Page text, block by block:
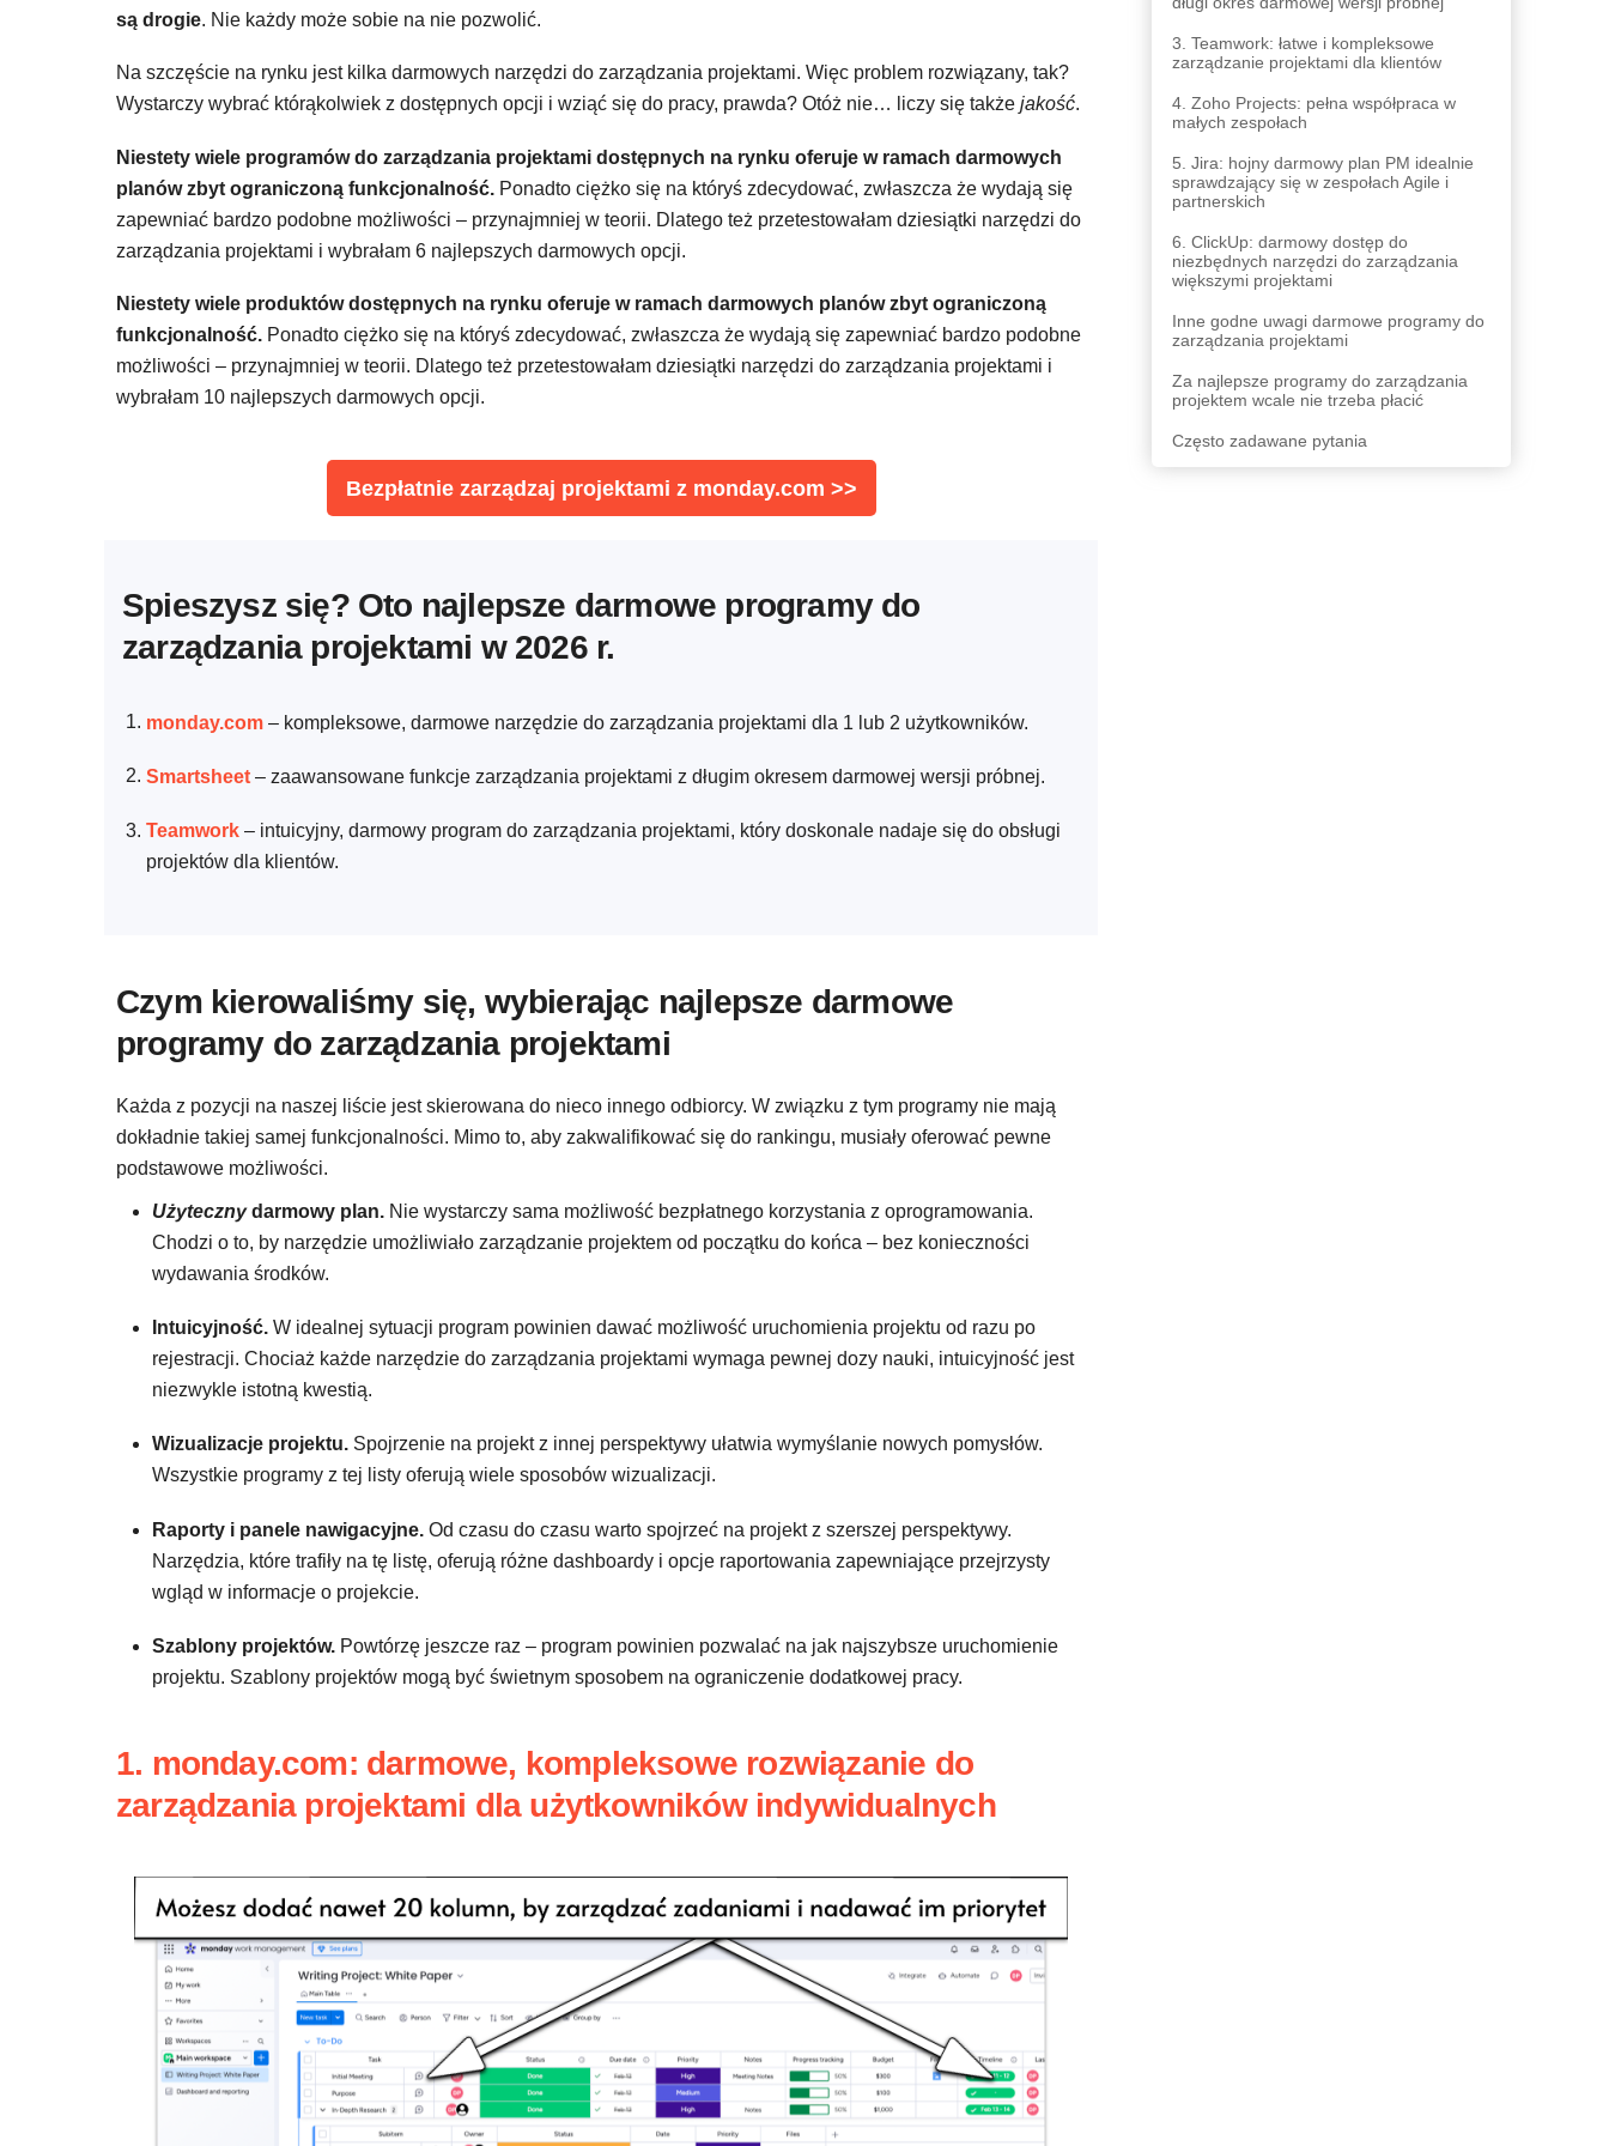
są drogie. Nie każdy może sobie na nie pozwolić.
Na szczęście na rynku jest kilka darmowych narzędzi do zarządzania projektami. Więc problem rozwiązany, tak?
Wystarczy wybrać którąkolwiek z dostępnych opcji i wziąć się do pracy, prawda? Otóż nie… liczy się także jakość.
Niestety wiele programów do zarządzania projektami dostępnych na rynku oferuje w ramach darmowych
planów zbyt ograniczoną funkcjonalność. Ponadto ciężko się na któryś zdecydować, zwłaszcza że wydają się
zapewniać bardzo podobne możliwości – przynajmniej w teorii. Dlatego też przetestowałam dziesiątki narzędzi do
zarządzania projektami i wybrałam 6 najlepszych darmowych opcji.
Niestety wiele produktów dostępnych na rynku oferuje w ramach darmowych planów zbyt ograniczoną
funkcjonalność. Ponadto ciężko się na któryś zdecydować, zwłaszcza że wydają się zapewniać bardzo podobne
możliwości – przynajmniej w teorii. Dlatego też przetestowałam dziesiątki narzędzi do zarządzania projektami i
wybrałam 10 najlepszych darmowych opcji.
Bezpłatnie zarządzaj projektami z monday.com >>
Spieszysz się? Oto najlepsze darmowe programy do
zarządzania projektami w 2026 r.
monday.com – kompleksowe, darmowe narzędzie do zarządzania projektami dla 1 lub 2 użytkowników.
Smartsheet – zaawansowane funkcje zarządzania projektami z długim okresem darmowej wersji próbnej.
Teamwork – intuicyjny, darmowy program do zarządzania projektami, który doskonale nadaje się do obsługi
projektów dla klientów.
Czym kierowaliśmy się, wybierając najlepsze darmowe
programy do zarządzania projektami
Każda z pozycji na naszej liście jest skierowana do nieco innego odbiorcy. W związku z tym programy nie mają
dokładnie takiej samej funkcjonalności. Mimo to, aby zakwalifikować się do rankingu, musiały oferować pewne
podstawowe możliwości.
Użytecznydarmowy plan. Nie wystarczy sama możliwość bezpłatnego korzystania z oprogramowania.
Chodzi o to, by narzędzie umożliwiało zarządzanie projektem od początku do końca – bez konieczności
wydawania środków.
Intuicyjność. W idealnej sytuacji program powinien dawać możliwość uruchomienia projektu od razu po
rejestracji. Chociaż każde narzędzie do zarządzania projektami wymaga pewnej dozy nauki, intuicyjność jest
niezwykle istotną kwestią.
Wizualizacje projektu. Spojrzenie na projekt z innej perspektywy ułatwia wymyślanie nowych pomysłów.
Wszystkie programy z tej listy oferują wiele sposobów wizualizacji.
Raporty i panele nawigacyjne. Od czasu do czasu warto spojrzeć na projekt z szerszej perspektywy.
Narzędzia, które trafiły na tę listę, oferują różne dashboardy i opcje raportowania zapewniające przejrzysty
wgląd w informacje o projekcie.
Szablony projektów. Powtórzę jeszcze raz – program powinien pozwalać na jak najszybsze uruchomienie
projektu. Szablony projektów mogą być świetnym sposobem na ograniczenie dodatkowej pracy.
1. monday.com: darmowe, kompleksowe rozwiązanie do
zarządzania projektami dla użytkowników indywidualnych
3. Teamwork: łatwe i kompleksowe
zarządzanie projektami dla klientów
4. Zoho Projects: pełna współpraca w
małych zespołach
5. Jira: hojny darmowy plan PM idealnie
sprawdzający się w zespołach Agile i
partnerskich
6. ClickUp: darmowy dostęp do
niezbędnych narzędzi do zarządzania
większymi projektami
Inne godne uwagi darmowe programy do
zarządzania projektami
Za najlepsze programy do zarządzania
projektem wcale nie trzeba płacić
Często zadawane pytania